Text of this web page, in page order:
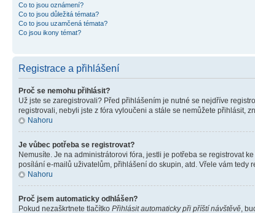
Co to jsou oznámení?
Co to jsou důležitá témata?
Co to jsou uzamčená témata?
Co jsou ikony témat?
Registrace a přihlášení
Proč se nemohu přihlásit?
Už jste se zaregistrovali? Před přihlášením je nutné se nejdříve
registrovali, nebyli jste z fóra vyloučeni a stále se nemůžete přihlásit,
Nahoru
Je vůbec potřeba se registrovat?
Nemusíte. Je na administrátorovi fóra, jestli je potřeba se registrovat
posílání e-mailů uživatelům, přihlášení do skupin, atd. Vřele vám tedy
Nahoru
Proč jsem automaticky odhlášen?
Pokud nezaškrtnete tlačítko Přihlásit automaticky při příští návštěvě ,